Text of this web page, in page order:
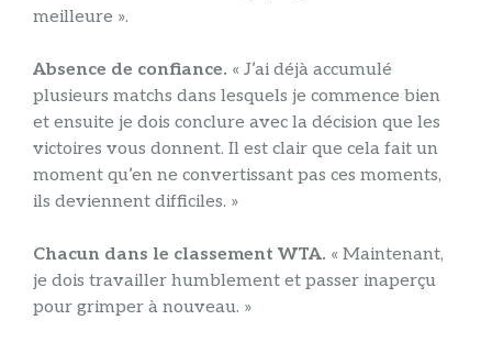
meilleure ».
Absence de confiance. « J’ai déjà accumulé
plusieurs matchs dans lesquels je commence bien
et ensuite je dois conclure avec la décision que les
victoires vous donnent. Il est clair que cela fait un
moment qu’en ne convertissant pas ces moments,
ils deviennent difficiles. »
Chacun dans le classement WTA. « Maintenant,
je dois travailler humblement et passer inaperçu
pour grimper à nouveau. »